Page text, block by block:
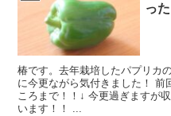
っ
椿です。去年栽培したパプリカ
に今更ながら気付きました！ 前
ころまで！！↓ 今更過ぎますが
います！！ ...